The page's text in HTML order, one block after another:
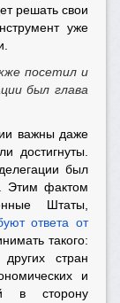
решать свои
уже
посетил и
был глава
важны даже
достигнуты.
был
Этим фактом
Штаты,
ответа от
такого:
стран
и
в сторону